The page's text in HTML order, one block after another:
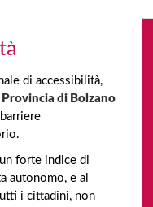
di accessibilità,
di Bolzano
forte indice di
autonomo, e al
i cittadini, non